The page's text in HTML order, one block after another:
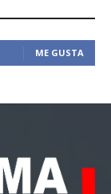
ME GUSTA